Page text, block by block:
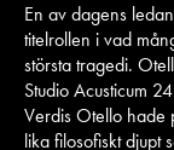
En av dagens
titelrollen i vad
största tragedi.
Studio Acusticum
Verdis Otello hade
lika filosofiskt djupt